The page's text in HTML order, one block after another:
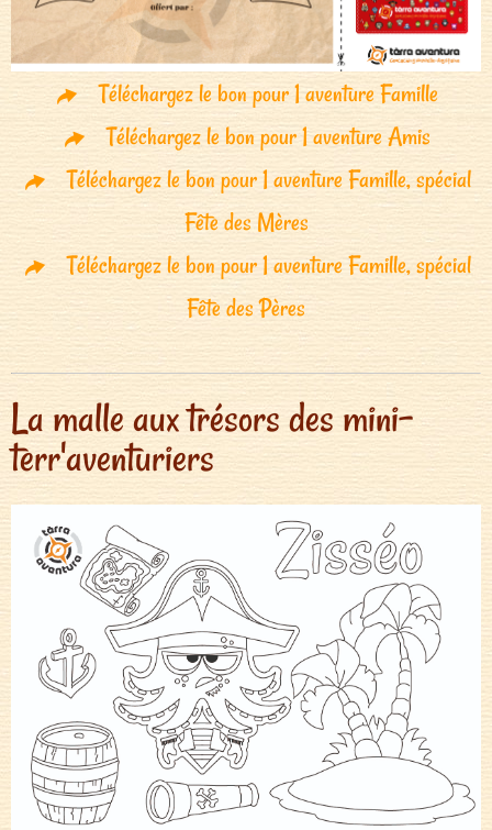
Téléchargez le bon pour 1 aventure Famille
Téléchargez le bon pour 1 aventure Amis
Téléchargez le bon pour 1 aventure Famille, spécial
Fête des Mères
Téléchargez le bon pour 1 aventure Famille, spécial
Fête des Pères
La malle aux trésors des mini-
terr'aventuriers